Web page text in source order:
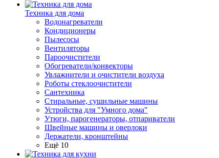
Техника для дома
Водонагреватели
Кондиционеры
Пылесосы
Вентиляторы
Пароочистители
Обогреватели/конвекторы
Увлажнители и очистители воздуха
Роботы стеклоочистители
Сантехника
Стиральные, сушильные машины
Устройства для "Умного дома"
Утюги, парогенераторы, отпариватели
Швейные машины и оверлоки
Держатели, кронштейны
Ещё 10